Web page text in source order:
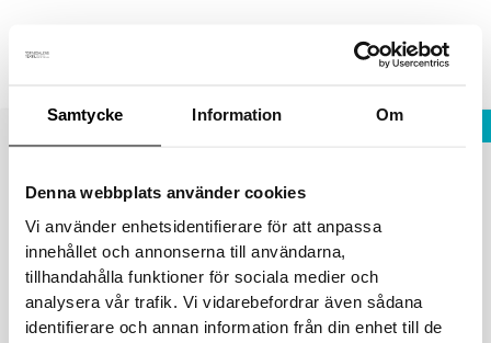
Samtycke Information Om
Denna webbplats använder cookies
Vi använder enhetsidentifierare för att anpassa
innehållet och annonserna till användarna,
tillhandahålla funktioner för sociala medier och
analysera vår trafik. Vi vidarebefordrar även sådana
identifierare och annan information från din enhet till de
innehåll
womenswhite3
Avdanielvittikko/16 augusti, 2024
Välkommen besöka oss på
Noliamässan i Piteå